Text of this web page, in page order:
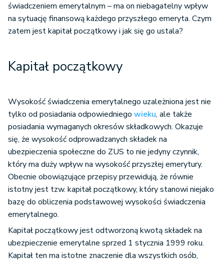
świadczeniem emerytalnym – ma on niebagatelny wpływ
na sytuację finansową każdego przyszłego emeryta. Czym
zatem jest kapitał początkowy i jak się go ustala?
Kapitał początkowy
Wysokość świadczenia emerytalnego uzależniona jest nie
tylko od posiadania odpowiedniego wieku, ale także
posiadania wymaganych okresów składkowych. Okazuje
się, że wysokość odprowadzanych składek na
ubezpieczenia społeczne do ZUS to nie jedyny czynnik,
który ma duży wpływ na wysokość przyszłej emerytury.
Obecnie obowiązujące przepisy przewidują, że równie
istotny jest tzw. kapitał początkowy, który stanowi niejako
bazę do obliczenia podstawowej wysokości świadczenia
emerytalnego.
Kapitał początkowy jest odtworzoną kwotą składek na
ubezpieczenie emerytalne sprzed 1 stycznia 1999 roku.
Kapitał ten ma istotne znaczenie dla wszystkich osób,